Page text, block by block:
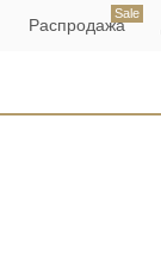
Распродажа